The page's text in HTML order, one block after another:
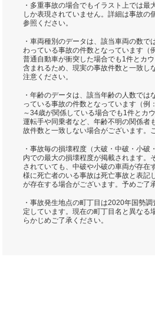
・多重事故の場合でもイラスト上では最
しか表現されていません。詳細は事故の
参照ください。
・車両種別のデータは、該当車両の数で
わっている事故の件数となっています（
普通自動車が衝突した場合でも1件とカ
含まれるため、現実の事故件数と一致し
注意ください。
・年齢のデータは、該当年齢の人数では
っている事故の件数となっています（例
～34歳が関係している場合でも1件とカ
運転手や同乗者など、年齢不明の関係者
故件数と一致しない場合がございます。
・事故毎の損壊程度（大破・中破・小破
内での最大の損壊程度が掲載されます。
されていても、中破や小破の車両が存在
様に死亡者のいる事故は死亡事故と表記
が存在する場合がございます。予めご了
・事故発生地点の町丁目は2020年国勢
定しています。現在の町丁目名と異なる
らかじめご了承ください。